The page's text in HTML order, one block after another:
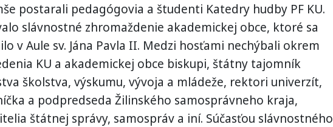
postarali pedagógovia a študenti Katedry hudby PF KU.
slávnostné zhromaždenie akademickej obce, ktoré sa
v Aule sv. Jána Pavla II. Medzi hosťami nechýbali okrem
KU a akademickej obce biskupi, štátny tajomník
školstva, výskumu, vývoja a mládeže, rektori univerzít,
a podpredseda Žilinského samosprávneho kraja,
štátnej správy, samospráv a iní. Súčasťou slávnostného